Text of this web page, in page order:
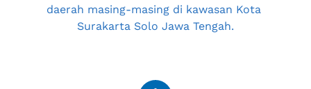
daerah masing-masing di kawasan Kota
Surakarta Solo Jawa Tengah.